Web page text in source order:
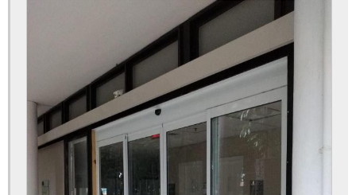
Porta automática de presença preço
Porta automática de vidro comercial
Porta automática para comércio
Porta automática para loja preço
Porta automática para shopping